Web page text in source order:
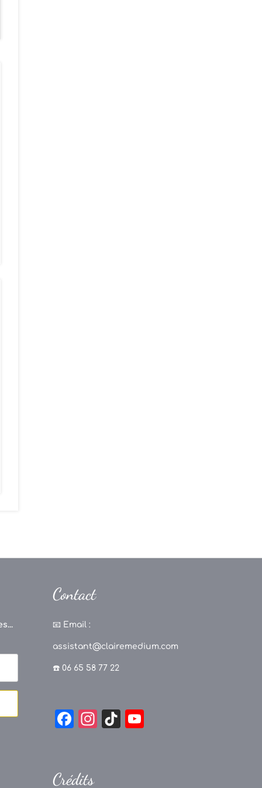
Contact
📧 Email :
assistant@clairemedium.com
☎️ 06 65 58 77 22
F
e
In
Ti
Crédits